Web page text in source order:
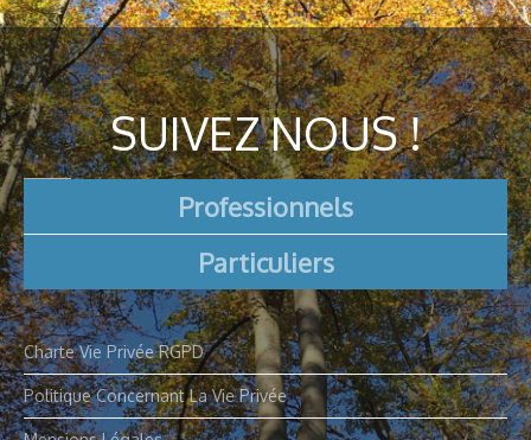
SUIVEZ NOUS !
Professionnels
Particuliers
Charte Vie Privée RGPD
Politique Concernant La Vie Privée